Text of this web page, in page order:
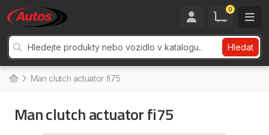
0
Hledat
Man clutch actuator fi75
Man clutch actuator fi75